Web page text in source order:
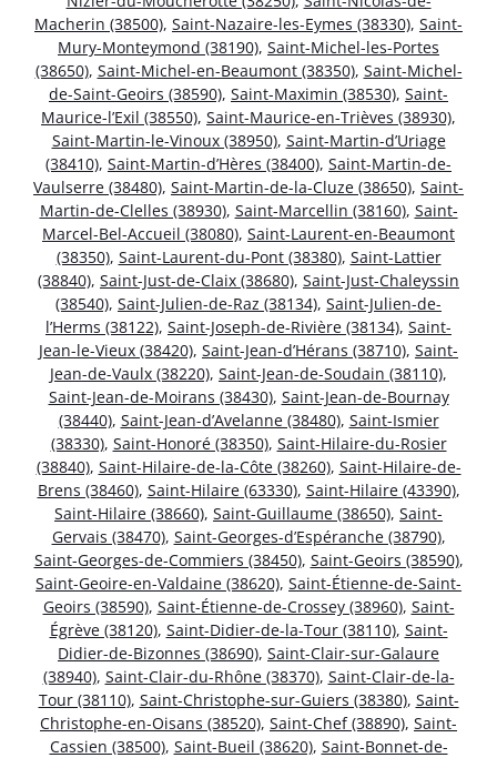
Macherin (38500), Saint-Nazaire-les-Eymes (38330), Saint-
Mury-Monteymond (38190), Saint-Michel-les-Portes
(38650), Saint-Michel-en-Beaumont (38350), Saint-Michel-
de-Saint-Geoirs (38590), Saint-Maximin (38530), Saint-
Maurice-l’Exil (38550), Saint-Maurice-en-Trièves (38930),
Saint-Martin-le-Vinoux (38950), Saint-Martin-d’Uriage
(38410), Saint-Martin-d’Hères (38400), Saint-Martin-de-
Vaulserre (38480), Saint-Martin-de-la-Cluze (38650), Saint-
Martin-de-Clelles (38930), Saint-Marcellin (38160), Saint-
Marcel-Bel-Accueil (38080), Saint-Laurent-en-Beaumont
(38350), Saint-Laurent-du-Pont (38380), Saint-Lattier
(38840), Saint-Just-de-Claix (38680), Saint-Just-Chaleyssin
(38540), Saint-Julien-de-Raz (38134), Saint-Julien-de-
l’Herms (38122), Saint-Joseph-de-Rivière (38134), Saint-
Jean-le-Vieux (38420), Saint-Jean-d’Hérans (38710), Saint-
Jean-de-Vaulx (38220), Saint-Jean-de-Soudain (38110),
Saint-Jean-de-Moirans (38430), Saint-Jean-de-Bournay
(38440), Saint-Jean-d’Avelanne (38480), Saint-Ismier
(38330), Saint-Honoré (38350), Saint-Hilaire-du-Rosier
(38840), Saint-Hilaire-de-la-Côte (38260), Saint-Hilaire-de-
Brens (38460), Saint-Hilaire (63330), Saint-Hilaire (43390),
Saint-Hilaire (38660), Saint-Guillaume (38650), Saint-
Gervais (38470), Saint-Georges-d’Espéranche (38790),
Saint-Georges-de-Commiers (38450), Saint-Geoirs (38590),
Saint-Geoire-en-Valdaine (38620), Saint-Étienne-de-Saint-
Geoirs (38590), Saint-Étienne-de-Crossey (38960), Saint-
Égrève (38120), Saint-Didier-de-la-Tour (38110), Saint-
Didier-de-Bizonnes (38690), Saint-Clair-sur-Galaure
(38940), Saint-Clair-du-Rhône (38370), Saint-Clair-de-la-
Tour (38110), Saint-Christophe-sur-Guiers (38380), Saint-
Christophe-en-Oisans (38520), Saint-Chef (38890), Saint-
Cassien (38500), Saint-Bueil (38620), Saint-Bonnet-de-